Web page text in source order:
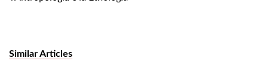
Similar Articles